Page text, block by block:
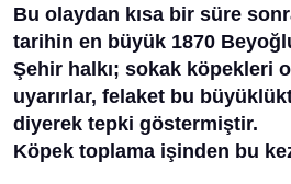
Bu olaydan kısa bir süre
tarihin en büyük 1870
Şehir halkı; sokak köpekleri
uyarırlar, felaket bu
diyerek tepki göstermiştir.
Köpek toplama işinden bu